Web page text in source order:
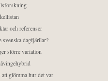
och referenser
dagfjärilar?
större variation
glömma hur det var